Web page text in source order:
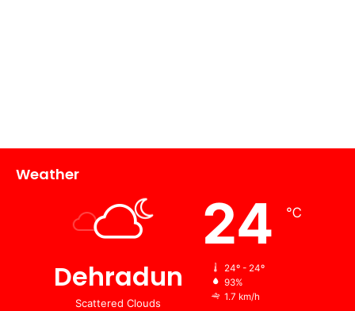
Weather
Dehradun
Scattered Clouds
24 ℃
24º - 24º
93%
1.7 km/h